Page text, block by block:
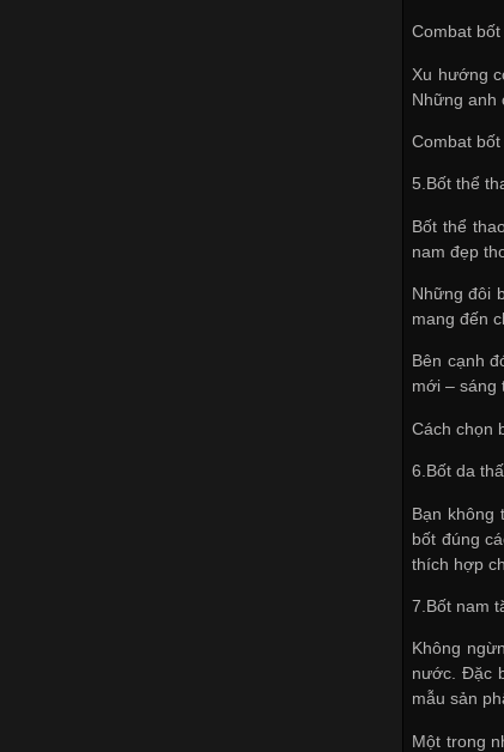
Combat
Xu hướng
Những anh
Combat
5.Bốt thể
Bốt thể
nam đẹp
Những đôi
mang đến
Bên cạnh
mới – sáng
Cách chọn
6.Bốt da
Bạn không
bốt đúng
thích hợp
7.Bốt nam
Không
nước. Đặc
mẫu sản
Một trong